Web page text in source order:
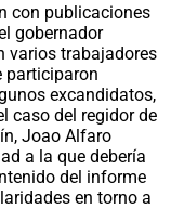
con publicaciones
gobernador
varios trabajadores
participaron
excandidatos,
caso del regidor de
Joao Alfaro
a la que debería
del informe
en torno a